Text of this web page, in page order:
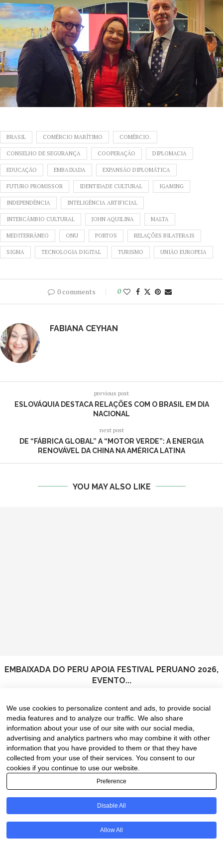
BRASIL COMÉRCIO MARÍTIMO COMÉRCIO.
CONSELHO DE SEGURANÇA COOPERAÇÃO DIPLOMACIA
EDUCAÇÃO EMBAIXADA EXPANSÃO DIPLOMÁTICA
FUTURO PROMISSOR IDENTIDADE CULTURAL IGAMING
INDEPENDÊNCIA INTELIGÊNCIA ARTIFICIAL
INTERCÂMBIO CULTURAL JOHN AQUILINA MALTA
MEDITERRÂNEO ONU PORTOS RELAÇÕES BILATERAIS
SIGMA TECNOLOGIA DIGITAL TURISMO UNIÃO EUROPEIA
0 comments 0
FABIANA CEYHAN
previous post
ESLOVÁQUIA DESTACA RELAÇÕES COM O BRASIL EM DIA
NACIONAL
next post
DE “FÁBRICA GLOBAL” A “MOTOR VERDE”: A ENERGIA
RENOVÁVEL DA CHINA NA AMÉRICA LATINA
YOU MAY ALSO LIKE
EMBAIXADA DO PERU APOIA FESTIVAL PERUANO 2026,
EVENTO...
We use cookies to personalize content and ads, to provide social
media features and to analyze our traffic. We also share
information about your use of our site with our social media,
advertising and analytics partners who may combine it with other
information that you have provided to them or that they have
collected from your use of their services. You consent to our
cookies if you continue to use our website.
Preference
Disable All
Allow All